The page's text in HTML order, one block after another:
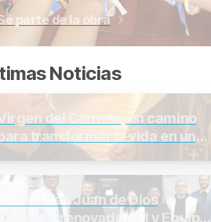
parte de la obra
Noticias
del Carmen, un camino
transformar la vida en un
mundo cambiante
Clínica San Juan de Dios
inaugura renovada UCI y Equipos